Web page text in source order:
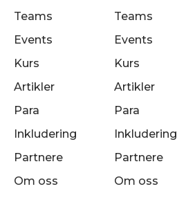
Teams
Events
Kurs
Artikler
Para
Inkludering
Partnere
Om oss
Teams
Events
Kurs
Artikler
Para
Inkludering
Partnere
Om oss